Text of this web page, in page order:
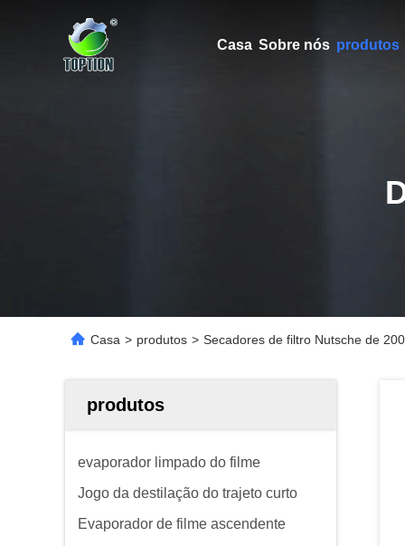
Casa Sobre nós produtos
Casa > produtos > Secadores de filtro Nutsche de
produtos
evaporador limpado do filme
Jogo da destilação do trajeto curto
Evaporador de filme ascendente